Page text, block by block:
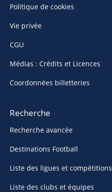
Politique de cookies
Vie privée
CGU
Médias : Crédits et Licences
Coordonnées billetteries
Recherche
Recherche avancée
Destinations Football
Liste des ligues et compétitions
Liste des clubs et équipes